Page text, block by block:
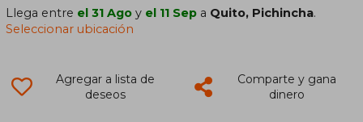
Llega entre el 31 Ago y el 11 Sep a Quito, Pichincha.
Seleccionar ubicación
Agregar a lista de
deseos
Comparte y gana
dinero